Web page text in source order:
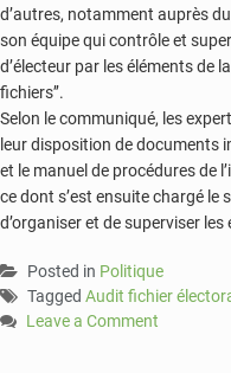
d’autres, notamment auprès
son équipe qui contrôle et
d’électeur par les éléments de
fichiers’’.
Selon le communiqué, les
leur disposition de documents
et le manuel de procédures de
ce dont s’est ensuite chargé le
d’organiser et de superviser
Posted in Politique
Tagged Audit fichier
Leave a Comment